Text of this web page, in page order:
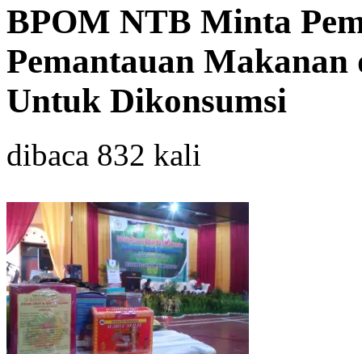
BPOM NTB Minta
Pemantauan
Untuk Dikonsumsi
dibaca 832 kali